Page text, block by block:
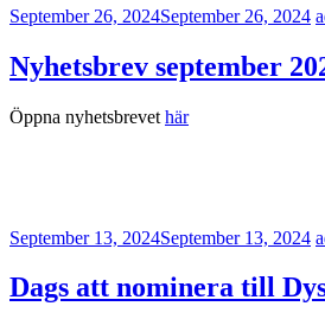
September 26, 2024September 26, 2024
Nyhetsbrev september
Öppna nyhetsbrevet här
September 13, 2024September 13, 2024
Dags att nominera till